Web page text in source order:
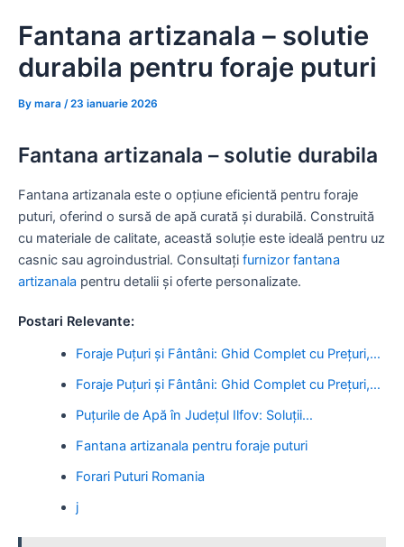
content
Fantana artizanala – solutie
durabila pentru foraje puturi
By mara /23 ianuarie 2026
Fantana artizanala – solutie durabila
Fantana artizanala este o opțiune eficientă pentru foraje
puturi, oferind o sursă de apă curată și durabilă. Construită
cu materiale de calitate, această soluție este ideală pentru uz
casnic sau agroindustrial. Consultați furnizor fantana
artizanala pentru detalii și oferte personalizate.
Postari Relevante:
Foraje Puțuri și Fântâni: Ghid Complet cu Prețuri,…
Foraje Puțuri și Fântâni: Ghid Complet cu Prețuri,…
Puțurile de Apă în Județul Ilfov: Soluții…
Fantana artizanala pentru foraje puturi
Forari Puturi Romania
j